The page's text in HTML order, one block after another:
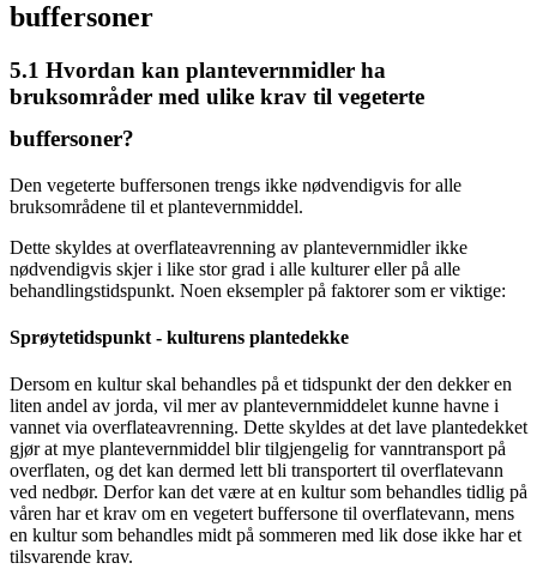
buffersoner
5.1 Hvordan kan plantevernmidler ha
bruksområder med ulike krav til vegeterte
buffersoner?
Den vegeterte buffersonen trengs ikke nødvendigvis for alle
bruksområdene til et plantevernmiddel.
Dette skyldes at overflateavrenning av plantevernmidler ikke
nødvendigvis skjer i like stor grad i alle kulturer eller på alle
behandlingstidspunkt. Noen eksempler på faktorer som er viktige:
Sprøytetidspunkt - kulturens plantedekke
Dersom en kultur skal behandles på et tidspunkt der den dekker en
liten andel av jorda, vil mer av plantevernmiddelet kunne havne i
vannet via overflateavrenning. Dette skyldes at det lave plantedekket
gjør at mye plantevernmiddel blir tilgjengelig for vanntransport på
overflaten, og det kan dermed lett bli transportert til overflatevann
ved nedbør. Derfor kan det være at en kultur som behandles tidlig på
våren har et krav om en vegetert buffersone til overflatevann, mens
en kultur som behandles midt på sommeren med lik dose ikke har et
tilsvarende krav.